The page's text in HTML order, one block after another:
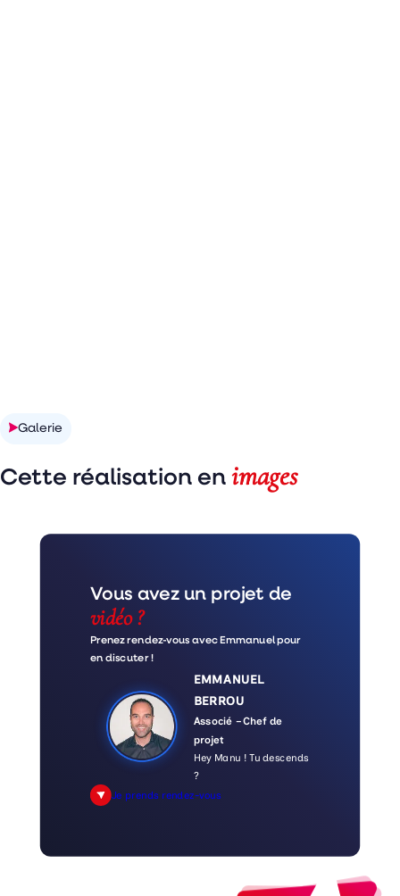
Galerie
Cette réalisation en images
Vous avez un projet de
vidéo ?
Prenez rendez-vous avec Emmanuel pour
en discuter !
EMMANUEL
BERROU
Associé – Chef de
projet
Hey Manu ! Tu descends
?
Je prends rendez-vous